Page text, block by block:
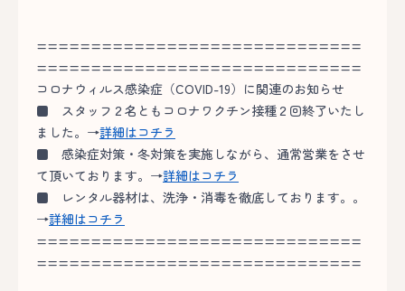
==============================
==============================
コロナウィルス感染症（COVID-19）に関連のお知らせ
■ スタッフ２名ともコロナワクチン接種２回終了いたし
ました。→詳細はコチラ
■ 感染症対策・冬対策を実施しながら、通常営業をさせ
て頂いております。→詳細はコチラ
■ レンタル器材は、洗浄・消毒を徹底しております。。
→詳細はコチラ
==============================
==============================